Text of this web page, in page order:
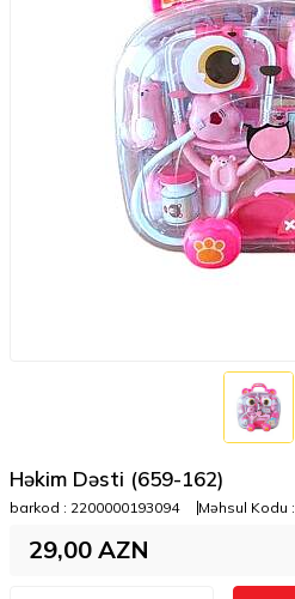
Həkim Dəsti (659-162)
barkod : 2200000193094 Məhsul Kodu :
29,00 AZN